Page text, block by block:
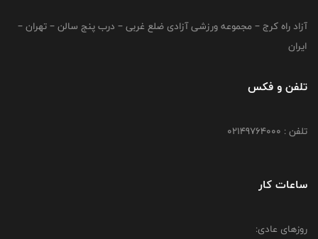
آزاد راه کرج – مجموعه ورزشی آزادی ضلع غربی – درب پنج سالن – تهران –
ایران
تلفن و فکس
تلفن : 02149764000
ساعات کار
روزهای عادی: